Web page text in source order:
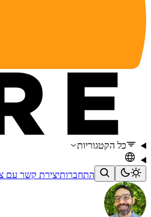
כל הקטגוריות
התחברותיצירת קשר עם